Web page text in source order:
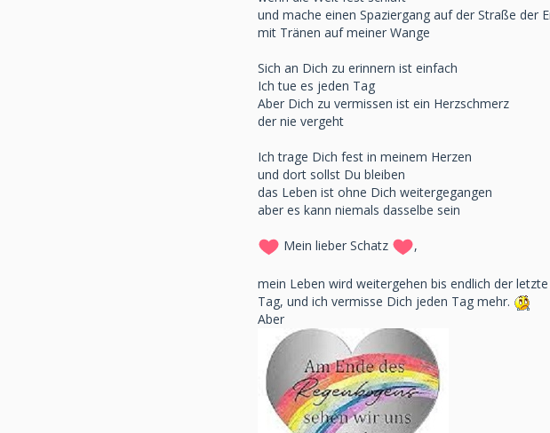
und mache einen Spaziergang auf der Straße der
mit Tränen auf meiner Wange
Sich an Dich zu erinnern ist einfach
Ich tue es jeden Tag
Aber Dich zu vermissen ist ein Herzschmerz
der nie vergeht
Ich trage Dich fest in meinem Herzen
und dort sollst Du bleiben
das Leben ist ohne Dich weitergegangen
aber es kann niemals dasselbe sein
Mein lieber Schatz ,
mein Leben wird weitergehen bis endlich der
Tag, und ich vermisse Dich jeden Tag mehr.
Aber